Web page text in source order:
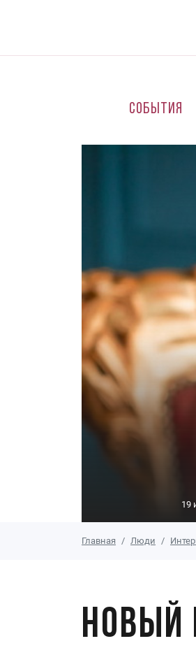
События
19
Главная Люди
Новый